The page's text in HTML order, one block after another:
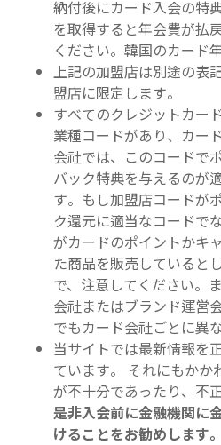
納付後にカード入会の特
を取得すると年会費が払
ください。韓国のカード
上記の加盟店は別途の表
盟店に限定します。
すべてのクレジットカー
業種コードがあり、カー
会社では、このコードで
バック特典を与えるのが
す。もし加盟店コードが
ク還元に適当なコードで
がカードのポイントかキ
た商品を販売していると
で、注意してください。
会社またはブランド運営
でもカード会社ごとに異
当サイトでは最新情報を
ています。 それにもかか
が不十分であったり、不
是非入会前に金融機関に
けることをお勧めします。